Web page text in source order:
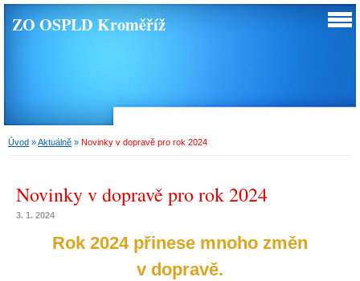
ZO OSPLD Kroměříž
Úvod »Aktuálně » Novinky v dopravě pro rok 2024
Novinky v dopravě pro rok 2024
3. 1. 2024
Rok 2024 přinese mnoho změn
v dopravě.